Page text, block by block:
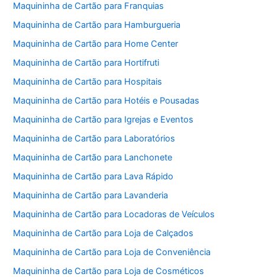
Maquininha de Cartão para Franquias
Maquininha de Cartão para Hamburgueria
Maquininha de Cartão para Home Center
Maquininha de Cartão para Hortifruti
Maquininha de Cartão para Hospitais
Maquininha de Cartão para Hotéis e Pousadas
Maquininha de Cartão para Igrejas e Eventos
Maquininha de Cartão para Laboratórios
Maquininha de Cartão para Lanchonete
Maquininha de Cartão para Lava Rápido
Maquininha de Cartão para Lavanderia
Maquininha de Cartão para Locadoras de Veículos
Maquininha de Cartão para Loja de Calçados
Maquininha de Cartão para Loja de Conveniência
Maquininha de Cartão para Loja de Cosméticos